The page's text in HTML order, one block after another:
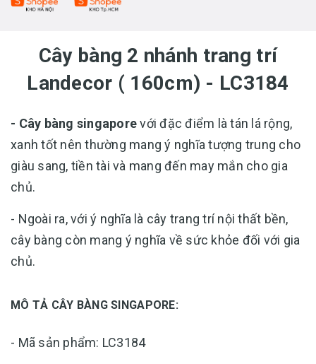
Cây bàng 2 nhánh trang trí
Landecor ( 160cm) - LC3184
- Cây bàng singaporevới đặc điểm là tán lá rộng,
xanh tốt nên thường mang ý nghĩa tượng trung cho
giàu sang, tiền tài và mang đến may mắn cho gia
chủ.
- Ngoài ra, với ý nghĩa là cây trang trí nội thất bền,
cây bàng còn mang ý nghĩa về sức khỏe đối với gia
chủ.
MÔ TẢ CÂY BÀNG SINGAPORE:
- Mã sản phẩm: LC3184